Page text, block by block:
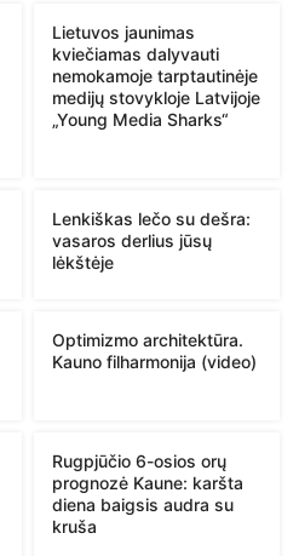
Lietuvos jaunimas
kviečiamas dalyvauti
nemokamoje tarptautinėje
medijų stovykloje Latvijoje
„Young Media Sharks“
Lenkiškas lečo su dešra:
vasaros derlius jūsų
lėkštėje
Optimizmo architektūra.
Kauno filharmonija (video)
Rugpjūčio 6-osios orų
prognozė Kaune: karšta
diena baigsis audra su
kruša